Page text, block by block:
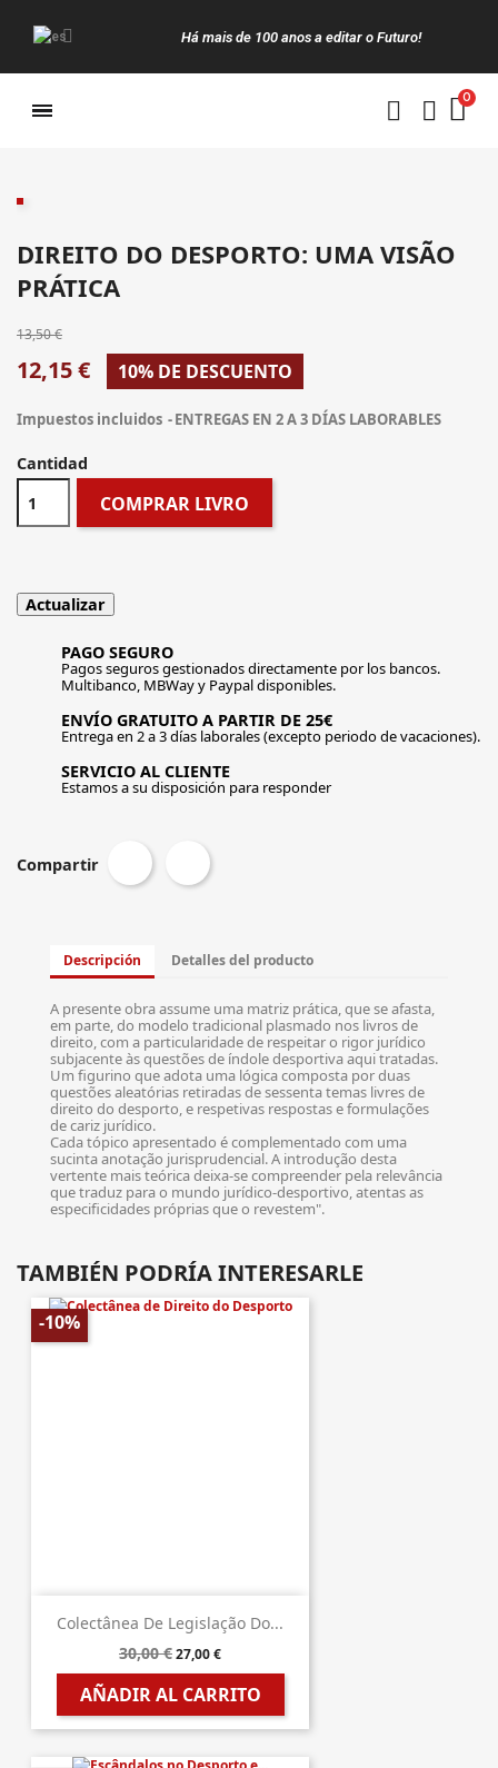
Há mais de 100 anos a editar o Futuro!
DIREITO DO DESPORTO: UMA VISÃO
PRÁTICA
13,50 €
12,15 € 10% DE DESCUENTO
Impuestos incluidos ENTREGAS EN 2 A 3 DÍAS LABORABLES
Cantidad
COMPRAR LIVRO
PAGO SEGURO
Pagos seguros gestionados directamente por los bancos.
Multibanco, MBWay y Paypal disponibles.
ENVÍO GRATUITO A PARTIR DE 25€
Entrega en 2 a 3 días laborales (excepto periodo de vacaciones).
SERVICIO AL CLIENTE
Estamos a su disposición para responder
Compartir
Descripción Detalles del producto
A presente obra assume uma matriz prática, que se afasta,
em parte, do modelo tradicional plasmado nos livros de
direito, com a particularidade de respeitar o rigor jurídico
subjacente às questões de índole desportiva aqui tratadas.
Um figurino que adota uma lógica composta por duas
questões aleatórias retiradas de sessenta temas livres de
direito do desporto, e respetivas respostas e formulações
de cariz jurídico.
Cada tópico apresentado é complementado com uma
sucinta anotação jurisprudencial. A introdução desta
vertente mais teórica deixa-se compreender pela relevância
que traduz para o mundo jurídico-desportivo, atentas as
especificidades próprias que o revestem".
TAMBIÉN PODRÍA INTERESARLE
Colectânea De Legislação Do...
30,00 €27,00 €
AÑADIR AL CARRITO
-10%